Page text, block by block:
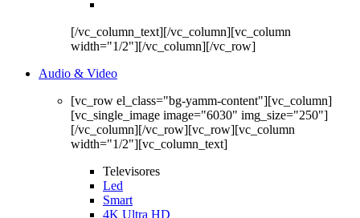
[/vc_column_text][/vc_column][vc_column
width="1/2"][/vc_column][/vc_row]
Audio & Video
[vc_row el_class="bg-yamm-content"][vc_column]
[vc_single_image image="6030" img_size="250"]
[/vc_column][/vc_row][vc_row][vc_column
width="1/2"][vc_column_text]
Televisores
Led
Smart
4K Ultra HD